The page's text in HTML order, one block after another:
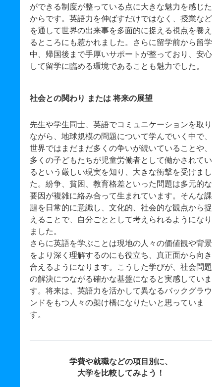
ができる制度が整っている点に大きな魅力を感じた
からです。英語力を伸ばすだけではなく、授業など
を通して世界の出来事を多面的に捉える視点を養え
るところにも惹かれました。さらに留学前から留学
中、帰国後まで手厚いサポートが整っており、安心
して留学に臨める環境であることも魅力でした。
社会との関わり または 将来の展望
先生や学生同士、英語でコミュニケーションを取り
ながら、地球規模の問題について学んでいく中で、
世界ではまだまだ多くの争いが続いていることや、
多くの子どもたちが児童労働者として働かされてい
るという厳しい現実を知り、大きな衝撃を受けまし
た。紛争、貧困、教育格差といった問題は多元的な
要因が複雑に絡み合って生まれています。そんな課
題を日常的に意識し、文化的、社会的な観点から捉
えることで、自分ごととして考えられるようになり
ました。
さらに英語を学ぶことは現地の人々の価値観や背景
をより深く理解するのにも役立ち、真正面から向き
合えるようになります。こうした学びが、社会問題
の解決につながる確かな基盤になると実感していま
す。将来は、英語力を活かして異なるバックグラウ
ンドをもつ人々の架け橋になりたいと思っていま
す。
学費や就職などの項目別に、
大学を比較してみよう！